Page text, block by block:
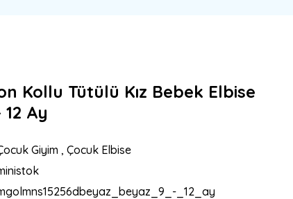
Kollu Tütülü Kız Bebek Elbise
Ay
Giyim , Çocuk Elbise
_12_ay